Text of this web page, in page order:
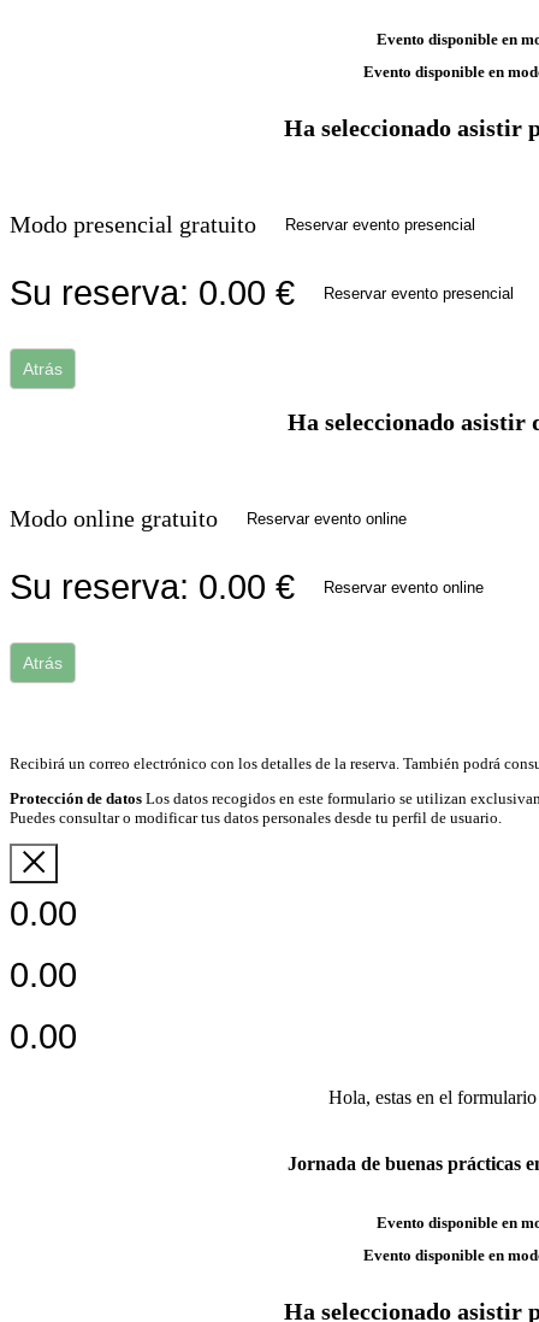
Evento disponible en
Evento disponible en
Ha seleccionado asistir
Modo presencial gratuito Reservar evento presencial
Su reserva: 0.00 € Reservar evento presencial
Atrás
Ha seleccionado asistir
Modo online gratuito Reservar evento online
Su reserva: 0.00 € Reservar evento online
Atrás
Recibirá un correo electrónico con los detalles de la reserva. También podrá
Protección de datos Los datos recogidos en este formulario se utilizan
Puedes consultar o modificar tus datos personales desde tu perfil de usuario.
0.00
0.00
0.00
Hola, estas en el
Jornada de buenas prácticas
Evento disponible en
Evento disponible en
Ha seleccionado asistir